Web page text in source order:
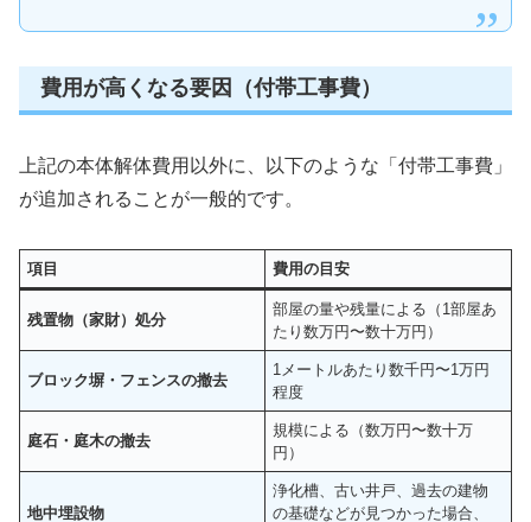
費用が高くなる要因（付帯工事費）
上記の本体解体費用以外に、以下のような「付帯工事費」
が追加されることが一般的です。
項目 費用の目安
残置物（家財）処分
部屋の量や残量による（1部屋あ
たり数万円〜数十万円）
ブロック塀・フェンスの撤去
1メートルあたり数千円〜1万円
程度
庭石・庭木の撤去
規模による（数万円〜数十万
円）
地中埋設物
浄化槽、古い井戸、過去の建物
の基礎などが見つかった場合、